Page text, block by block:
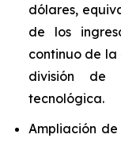
dólares,
de los
continuo de la
división de
tecnológica.
Ampliación